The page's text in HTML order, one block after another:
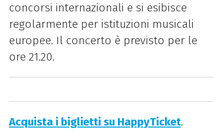
concorsi internazionali e si esibisce
regolarmente per istituzioni musicali
europee. Il concerto è previsto per le
ore 21.20.
Acquista i biglietti su HappyTicket.